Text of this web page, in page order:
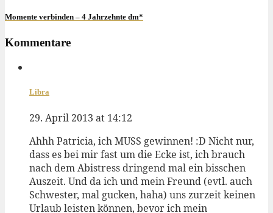
Momente verbinden – 4 Jahrzehnte dm*
Kommentare
Libra
29. April 2013 at 14:12
Ahhh Patricia, ich MUSS gewinnen! :D Nicht nur,
dass es bei mir fast um die Ecke ist, ich brauch
nach dem Abistress dringend mal ein bisschen
Auszeit. Und da ich und mein Freund (evtl. auch
Schwester, mal gucken, haha) uns zurzeit keinen
Urlaub leisten können, bevor ich mein